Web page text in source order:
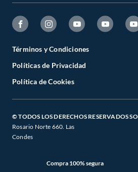
Términos y Condiciones
Políticas de Privacidad
Política de Cookies
© TODOS LOS DERECHOS RESERVADOS
Rosario Norte 660. Las
Condes
Compra 100% segura